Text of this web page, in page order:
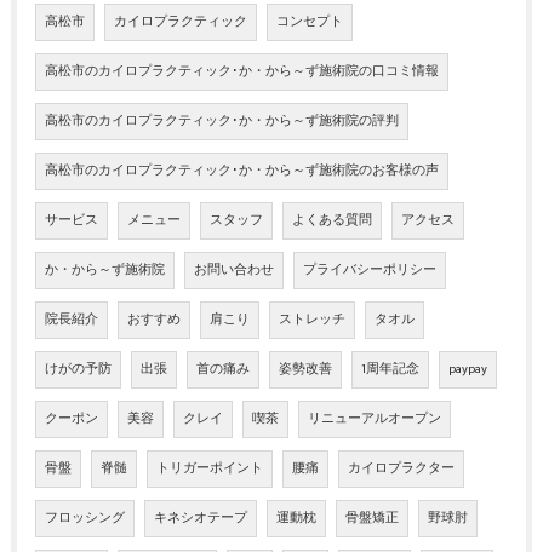
高松市 カイロプラクティック コンセプト
高松市のカイロプラクティック･か・から～ず施術院の口コミ情報
高松市のカイロプラクティック･か・から～ず施術院の評判
高松市のカイロプラクティック･か・から～ず施術院のお客様の声
サービス メニュー スタッフ よくある質問 アクセス
か・から～ず施術院 お問い合わせ プライバシーポリシー
院長紹介 おすすめ 肩こり ストレッチ タオル
けがの予防 出張 首の痛み 姿勢改善 1周年記念 paypay
クーポン 美容 クレイ 喫茶 リニューアルオープン
骨盤 脊髄 トリガーポイント 腰痛 カイロプラクター
フロッシング キネシオテープ 運動枕 骨盤矯正 野球肘